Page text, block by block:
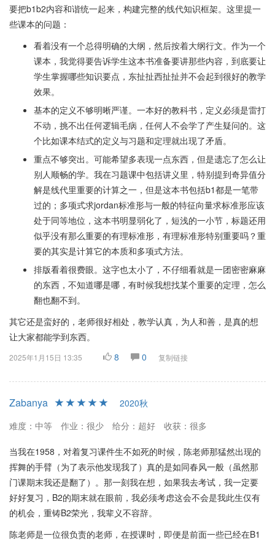
要把b1b2内容和谐统一起来，构建完整的线代知识框架。这里提一
些课本的问题：
看着没有一个总得明确的大纲，然后按着大纲行文。作为一个
课本，我觉得要告诉学生这本书准备要讲那些内容，到底要让
学生掌握哪些知识要点，东扯扯西扯扯并不会起到很好的教学
效果。
基本的定义不够明晰严谨。一本好的教科书，定义必须是雷打
不动，挑不出任何逻辑毛病，任何人不会学了产生疑问的。这
个比如课本结式的定义与习题和定理就出现了矛盾。
重点不够突出。可能希望多表现一点东西，但是遗忘了怎么让
别人顺畅的学。我在习题课中包括讲义里，特别提到奇异值分
解是线代里重要的计算之一，但是这本书包括b1都是一笔带
过的；多项式求jordan标准形与一般的特征向量求标准形应该
处于同等地位，这本书明显弱化了，短浅的一小节，标题还用
似乎没有那么重要的有理标准形，有理标准形特别重要吗？重
要的其实是计算它的本质和多项式方法。
排版看着很费眼。这字也太小了，不仔细看就是一团密密麻麻
的东西，不知道哪是哪，有时候我想找某个重要的定理，怎么
翻也翻不到。
其它还是蛮好的，老师很好相处，教学认真，为人和善，是真的想
让大家都能学到东西。
2025年1月15日 13:35 8 0 复制链接
Zabanya
2020秋
难度：中等
作业：很少 给分：超好 收获：很多
当我在1958，对着复习课件生不如死的时候，陈老师那猛然出现的
挥舞的手臂（为了表示他发现我了）真的是如同春风一般（虽然那
门课期末我还是翻了）。那一刻我在想，如果我去考试，我一定要
好好复习，B2的期末就在眼前，我必须考虑这会不会是我此生仅有
的机会，重铸B2荣光，我辈义不容辞。
陈老师是一位很负责的老师，在授课时，即便是前面一些已经在B1